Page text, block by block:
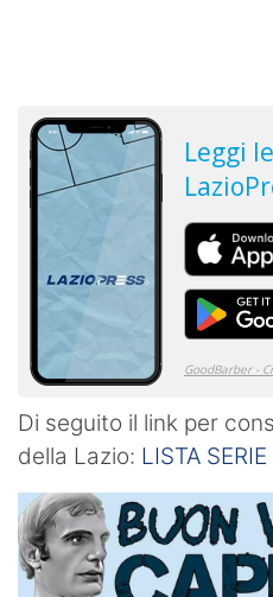
Di seguito il link per
della Lazio: LISTA SERIE